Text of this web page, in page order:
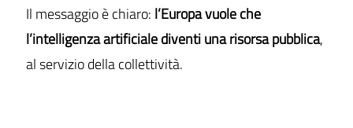
Il messaggio è chiaro: l’Europa vuole che
l’intelligenza artificiale diventi una risorsa pubblica,
al servizio della collettività.